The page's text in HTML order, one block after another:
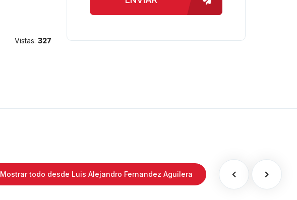
Vistas: 327
Mostrar todo desde Luis Alejandro Fernandez Aguilera